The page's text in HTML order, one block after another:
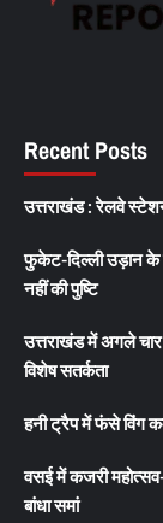
Recent Posts
उत्तराखंड : रेलवे
फुकेट-दिल्ली उड़ान के
नहीं की पुष्टि
उत्तराखंड में अगले चार
विशेष सतर्कता
हनी ट्रैप में फंसे विंग
वसई में कजरी
बांधा समां